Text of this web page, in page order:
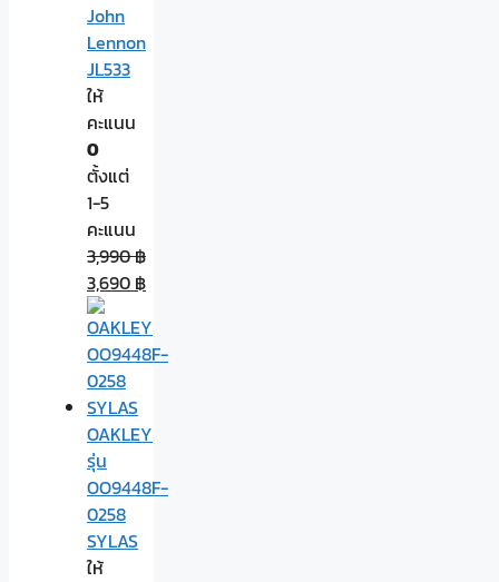
John
Lennon
JL533
ให้
คะแนน
0
ตั้งแต่
1-5
คะแนน
3,990฿
3,690 ฿
OAKLEY
รุ่น
OO9448F-
0258
SYLAS
ให้